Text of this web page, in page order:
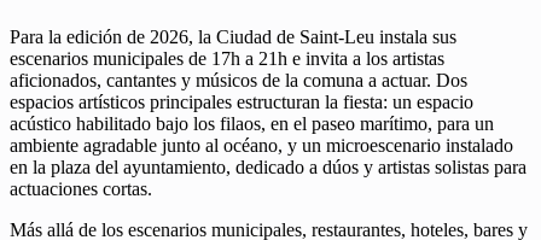
Para la edición de 2026, la Ciudad de Saint-Leu instala sus
escenarios municipales de 17h a 21h e invita a los artistas
aficionados, cantantes y músicos de la comuna a actuar. Dos
espacios artísticos principales estructuran la fiesta: un espacio
acústico habilitado bajo los filaos, en el paseo marítimo, para un
ambiente agradable junto al océano, y un microescenario instalado
en la plaza del ayuntamiento, dedicado a dúos y artistas solistas para
actuaciones cortas.
Más allá de los escenarios municipales, restaurantes, hoteles, bares y